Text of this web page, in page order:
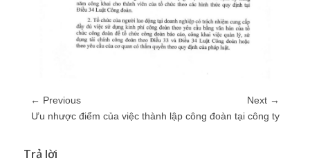
← Previous
Next →
Ưu nhược điểm của việc thành lập công đoàn tại công ty
Trả lời